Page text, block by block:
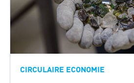
CIRCULAIRE ECONOMIE